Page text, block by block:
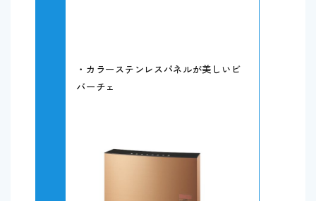
・カラーステンレスパネルが美しいビ
バーチェ